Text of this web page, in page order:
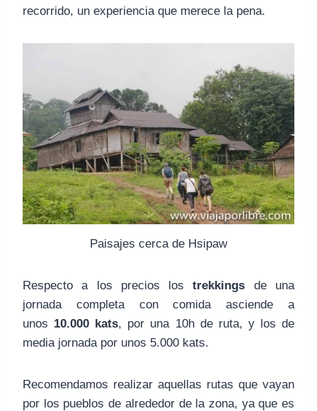
recorrido, un experiencia que merece la pena.
Paisajes cerca de Hsipaw
Respecto a los precios lostrekkings de una
jornada completa con comida asciende a
unos 10.000 kats, por una 10h de ruta, y los de
media jornada por unos 5.000 kats.
Recomendamos realizar aquellas rutas que vayan
por los pueblos de alrededor de la zona, ya que es